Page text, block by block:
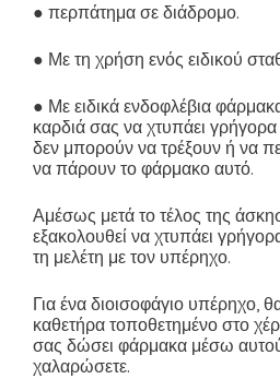
● περπάτημα σε διάδρομο.
● Με τη χρήση ενός ειδικού
● Με ειδικά ενδοφλέβια
καρδιά σας να χτυπάει
δεν μπορούν να τρέξουν ή να
να πάρουν το φάρμακο αυτό.
Αμέσως μετά το τέλος της
εξακολουθεί να χτυπάει
τη μελέτη με τον υπέρηχο.
Για ένα διοισοφάγιο υπέρηχο,
καθετήρα τοποθετημένο στο
σας δώσει φάρμακα μέσω
χαλαρώσετε.